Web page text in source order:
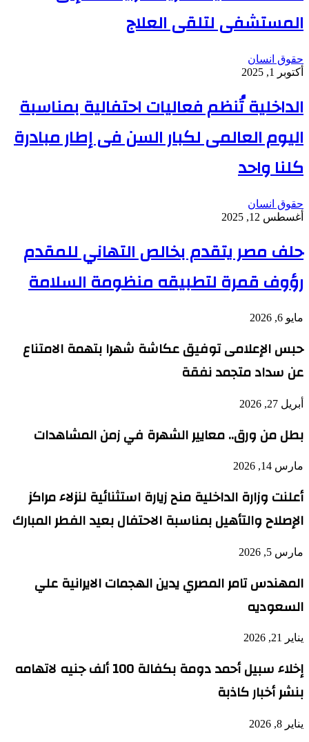
المستشفى لتلقى العلاج
حقوق انسان
أكتوبر 1, 2025
الداخلية تُنظم فعاليات احتفالية بمناسبة
اليوم العالمى لكبار السن فى إطار مبادرة
كلنا واحد
حقوق انسان
أغسطس 12, 2025
حلف مصر يتقدم بخالص التهاني للمقدم
رؤوف قمرة لتطبيقه منظومة السلامة
مايو 6, 2026
حبس الإعلامى توفيق عكاشة شهرا بتهمة الامتناع
عن سداد متجمد نفقة
أبريل 27, 2026
بطل من ورق.. معايير الشهرة في زمن المشاهدات
مارس 14, 2026
أعلنت وزارة الداخلية منح زيارة استثنائية لنزلاء مراكز
الإصلاح والتأهيل بمناسبة الاحتفال بعيد الفطر المبارك
مارس 5, 2026
المهندس تامر المصري يدين الهجمات الايرانية علي
السعوديه
يناير 21, 2026
إخلاء سبيل أحمد دومة بكفالة 100 ألف جنيه لاتهامه
بنشر أخبار كاذبة
يناير 8, 2026